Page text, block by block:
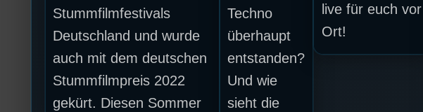
Stummfilmfestivals
Deutschland und wurde
auch mit dem deutschen
Stummfilmpreis 2022
gekürt. Diesen Sommer
Techno
überhaupt
entstanden?
Und wie
sieht die
live für euch vor
Ort!